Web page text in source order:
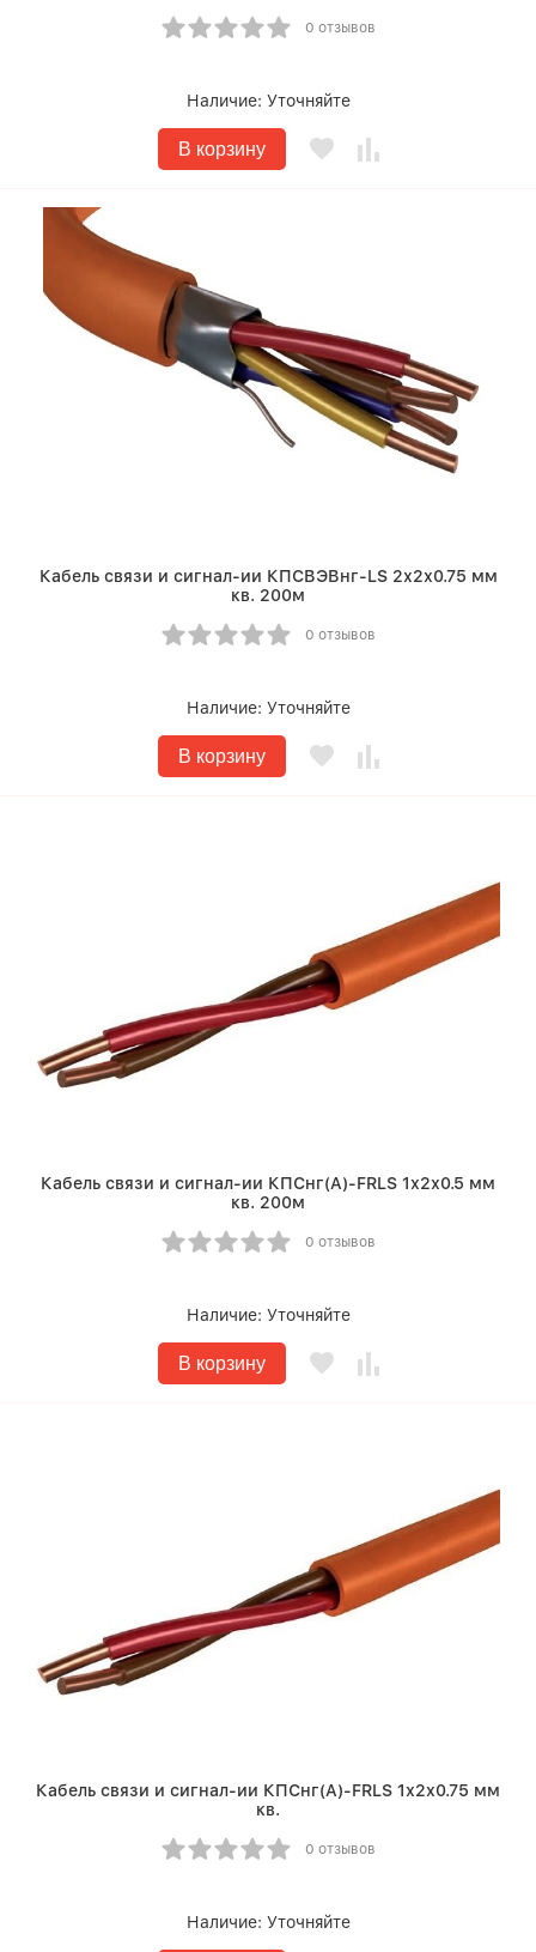
0 отзывов
Наличие: Уточняйте
В корзину
Кабель связи и сигнал-ии КПСВЭВнг-LS 2х2х0.75 мм
кв. 200м
0 отзывов
Наличие: Уточняйте
В корзину
Кабель связи и сигнал-ии КПСнг(A)-FRLS 1х2х0.5 мм
кв. 200м
0 отзывов
Наличие: Уточняйте
В корзину
Кабель связи и сигнал-ии КПСнг(A)-FRLS 1х2х0.75 мм
кв.
0 отзывов
Наличие: Уточняйте